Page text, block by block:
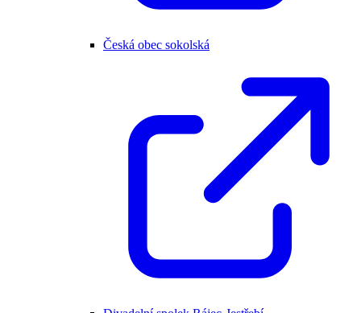
Česká obec sokolská